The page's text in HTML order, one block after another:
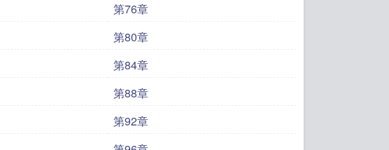
第76章
第80章
第84章
第88章
第92章